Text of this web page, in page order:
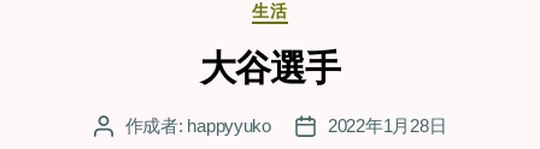
カ
テ
ゴ
リ
生活
大谷選手
投 作成者: happyyuko
投
2022年1月28日